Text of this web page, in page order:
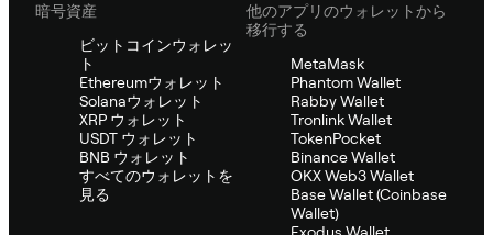
暗号資産
ビットコインウォレッ
ト
Ethereumウォレット
Solanaウォレット
XRP ウォレット
USDT ウォレット
BNB ウォレット
すべてのウォレットを
見る
他のアプリのウォレットから
移行する
MetaMask
Phantom Wallet
Rabby Wallet
Tronlink Wallet
TokenPocket
Binance Wallet
OKX Web3 Wallet
Base Wallet (Coinbase
Wallet)